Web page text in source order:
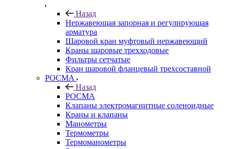
Назад
Нержавеющая запорная и регулирующая
арматура
Шаровой кран муфтовый нержавеющий
Краны шаровые трехходовые
Фильтры сетчатые
Кран шаровой фланцевый трехсоставной
РОСМА
Назад
РОСМА
Клапаны электромагнитные соленоидные
Краны и клапаны
Манометры
Термометры
Термоманометры